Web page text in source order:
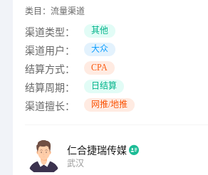
类目： 流量渠道
渠道类型： 其他
渠道用户： 大众
结算方式： CPA
结算周期： 日结算
渠道擅长： 网推/地推
仁合捷瑞传媒
武汉